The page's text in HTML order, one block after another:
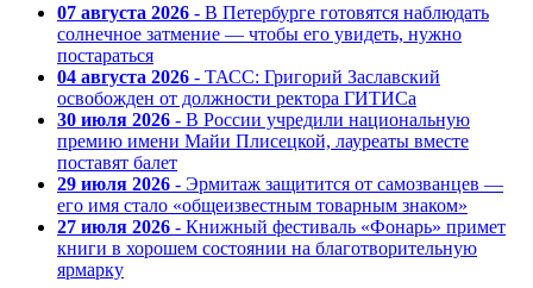
07 августа 2026 - В Петербурге готовятся наблюдать
солнечное затмение — чтобы его увидеть, нужно
постараться
04 августа 2026 - ТАСС: Григорий Заславский
освобожден от должности ректора ГИТИСа
30 июля 2026 - В России учредили национальную
премию имени Майи Плисецкой, лауреаты вместе
поставят балет
29 июля 2026 - Эрмитаж защитится от самозванцев —
его имя стало «общеизвестным товарным знаком»
27 июля 2026 - Книжный фестиваль «Фонарь» примет
книги в хорошем состоянии на благотворительную
ярмарку